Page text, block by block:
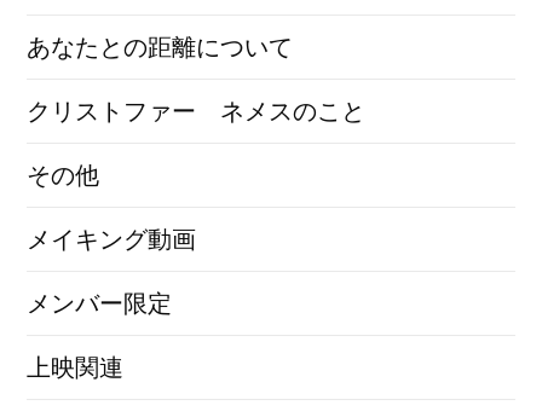
あなたとの距離について
クリストファー ネメスのこと
その他
メイキング動画
メンバー限定
上映関連